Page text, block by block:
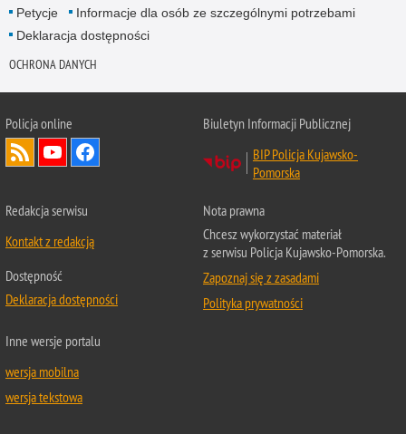
Petycje
Informacje dla osób ze szczególnymi potrzebami
Deklaracja dostępności
OCHRONA DANYCH
Policja online
Biuletyn Informacji Publicznej
BIP Policja Kujawsko-
Pomorska
Redakcja serwisu
Kontakt z redakcją
Dostępność
Deklaracja dostępności
Nota prawna
Chcesz wykorzystać materiał
z serwisu Policja Kujawsko-Pomorska.
Zapoznaj się z zasadami
Polityka prywatności
Inne wersje portalu
wersja mobilna
wersja tekstowa